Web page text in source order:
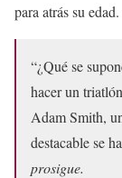
para atrás su edad.
“¿Qué se
hacer un
Adam Smith,
destacable se
prosigue.